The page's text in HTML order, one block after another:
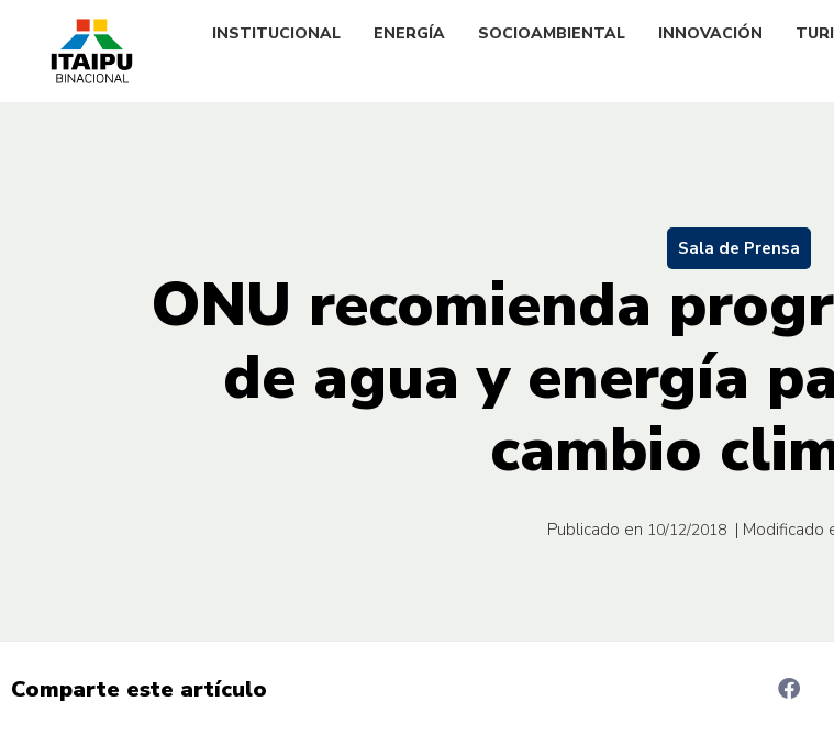
INSTITUCIONAL ENERGÍA SOCIOAMBIENTAL INNOVACIÓN
Sala de Prensa
ONU recomienda
de agua y energía
cambio
Publicado en 10/12/2018 | Modificado
Comparte este artículo